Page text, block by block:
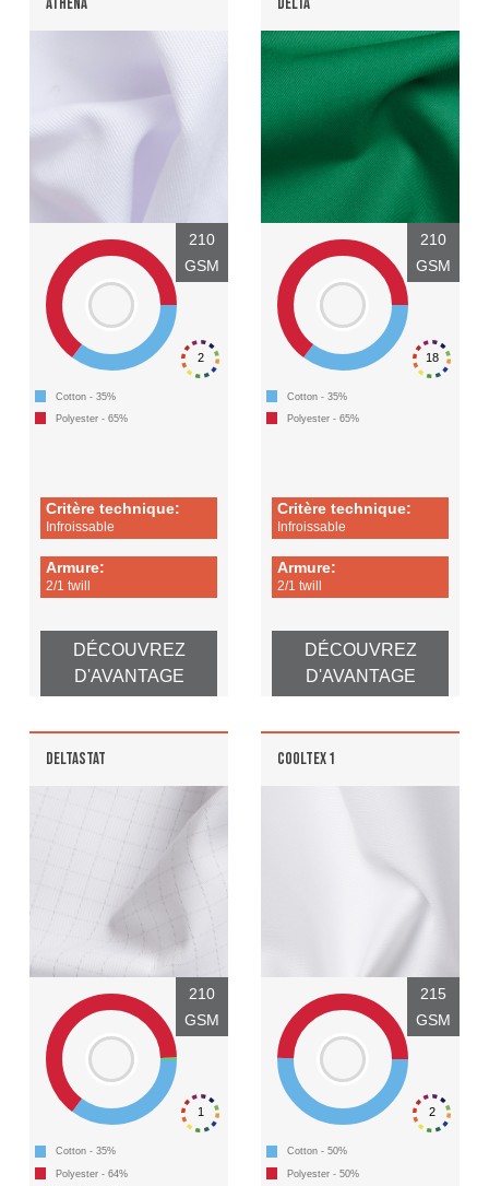
2
210
GSM
Cotton - 35%
Polyester - 65%
Critère technique:
Infroissable
Armure:
2/1 twill
DÉCOUVREZ
D'AVANTAGE
18
210
GSM
Cotton - 35%
Polyester - 65%
Critère technique:
Infroissable
Armure:
2/1 twill
DÉCOUVREZ
D'AVANTAGE
DELTASTAT
1
210
GSM
Cotton - 35%
Polyester - 64%
COOLTEX 1
2
215
GSM
Cotton - 50%
Polyester - 50%